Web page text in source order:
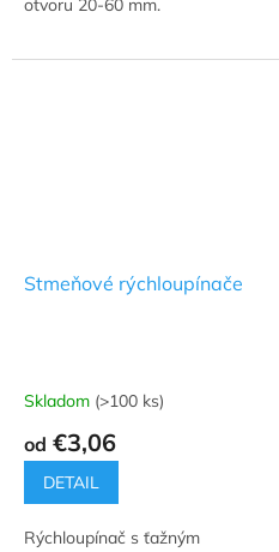
otvoru 20-60 mm.
Stmeňové rýchloupínače
Priemerné
produktu
4,7
5
Skladom (>100 ks)
od €3,06
DETAIL
Rýchloupínač s ťažným